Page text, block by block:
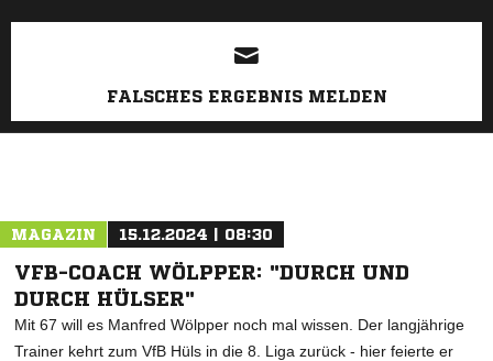
FALSCHES ERGEBNIS MELDEN
MAGAZIN 15.12.2024 | 08:30
VFB-COACH WÖLPPER: "DURCH UND
DURCH HÜLSER"
Mit 67 will es Manfred Wölpper noch mal wissen. Der langjährige
Trainer kehrt zum VfB Hüls in die 8. Liga zurück - hier feierte er